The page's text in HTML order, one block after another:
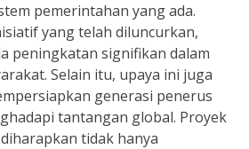
pemerintahan yang ada.
yang telah diluncurkan,
peningkatan signifikan dalam
Selain itu, upaya ini juga
generasi penerus
tantangan global. Proyek
tidak hanya